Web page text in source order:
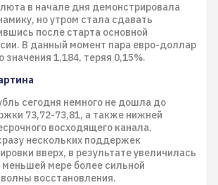
в начале дня демонстрировала
но утром стала сдавать
после старта основной
В данный момент пара евро-доллар
значения 1,184, теряя 0,15%.
сегодня немного не дошла до
73,72-73,81, а также нижней
восходящего канала.
нескольких поддержек
вверх, в результате увеличилась
меньшей мере более сильной
восстановления.